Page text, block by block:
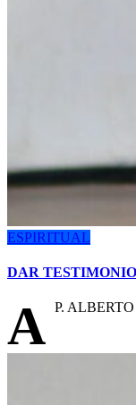
ESPIRITUAL
DAR
A P. ALBERTO